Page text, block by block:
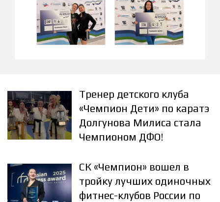
Тренер детского клуба
«Чемпион Дети» по каратэ
Долгунова Милиса стала
Чемпионом ДФО!
СК «Чемпион» вошел в
тройку лучших одиночных
фитнес-клубов России по